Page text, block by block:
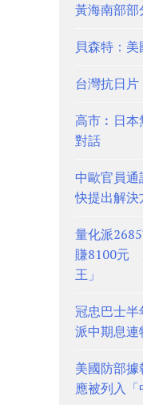
黃海南部
貝森特：
台灣抗日片
高市︰日
對話
中歐官員
快提出解決
量化派
賺8100元
王」
冠忠巴士
派中期息
美國防部
應被列入「